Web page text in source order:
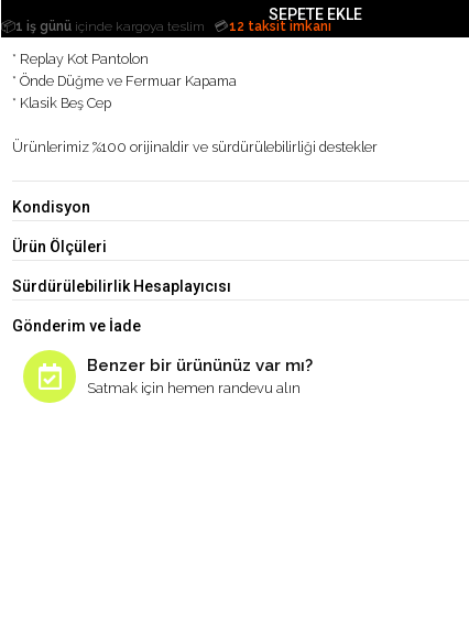
SEPETE EKLE
📦1 iş günü içinde kargoya teslim 💳12 taksit imkanı
* Replay Kot Pantolon
* Önde Düğme ve Fermuar Kapama
* Klasik Beş Cep
Ürünlerimiz %100 orijinaldir ve sürdürülebilirliği destekler
Kondisyon
Ürün Ölçüleri
Sürdürülebilirlik Hesaplayıcısı
Gönderim ve İade
Benzer bir ürününüz var mı?
Satmak için hemen randevu alın